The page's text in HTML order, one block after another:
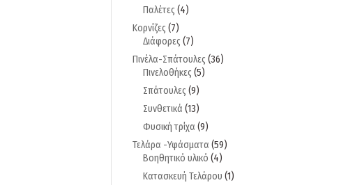
Παλέτες (4)
Κορνίζες (7)
Διάφορες (7)
Πινέλα-Σπάτουλες (36)
Πινελοθήκες (5)
Σπάτουλες (9)
Συνθετικά (13)
Φυσική τρίχα (9)
Τελάρα -Υφάσματα (59)
Βοηθητικό υλικό (4)
Κατασκευή Τελάρου (1)